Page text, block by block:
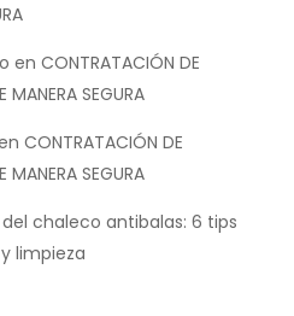
en CONTRATACIÓN DE
MANERA SEGURA
CONTRATACIÓN DE
MANERA SEGURA
del chaleco antibalas: 6 tips
limpieza